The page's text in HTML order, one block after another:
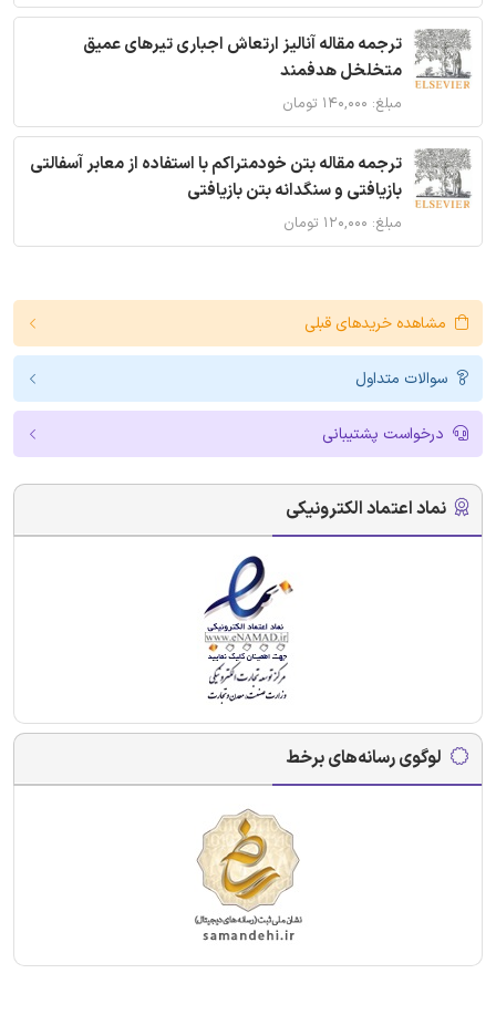
ترجمه مقاله آنالیز ارتعاش اجباری تیرهای عمیق
متخلخل هدفمند
مبلغ: ۱۴۰,۰۰۰ تومان
ترجمه مقاله بتن خودمتراکم با استفاده از معابر آسفالتی
بازیافتی و سنگدانه بتن بازیافتی
مبلغ: ۱۲۰,۰۰۰ تومان
مشاهده خریدهای قبلی
سوالات متداول
درخواست پشتیبانی
نماد اعتماد الکترونیکی
لوگوی رسانه‌های برخط